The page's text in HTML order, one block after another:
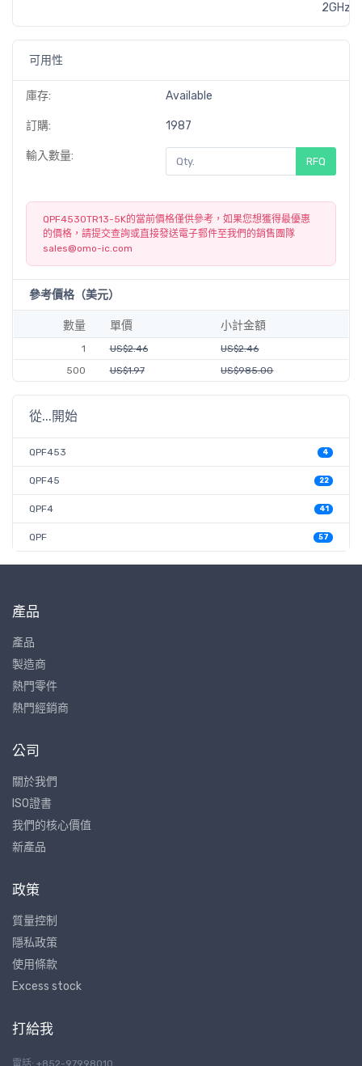
2GHz
可用性
庫存: Available
訂購: 1987
輸入數量: RFQ
QPF4530TR13-5K的當前價格僅供參考，如果您想獲得最優惠
的價格，請提交查詢或直接發送電子郵件至我們的銷售團隊
sales@omo-ic.com
參考價格（美元）
數量 單價 小計金額
1 US$2.46
US$2.46
500
US$1.97 US$985.00
從...開始
QPF453 4
QPF45 22
QPF4 41
QPF 57
產品
產品
製造商
熱門零件
熱門經銷商
公司
關於我們
ISO證書
我們的核心價值
新產品
政策
質量控制
隱私政策
使用條款
Excess stock
打給我